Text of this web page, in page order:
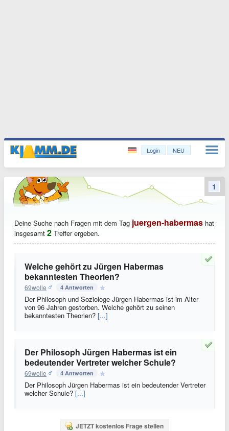
Login NEU
Deine Suche nach Fragen mit dem Tag juergen-habermas hat
insgesamt 2 Treffer ergeben.
Welche gehört zu Jürgen Habermas
bekanntesten Theorien?
69wolle 4 Antworten
Der Philosoph und Soziologe Jürgen Habermas ist im Alter
von 96 Jahren gestorben. Welche gehört zu seinen
bekanntesten Theorien? [...]
Der Philosoph Jürgen Habermas ist ein
bedeutender Vertreter welcher Schule?
69wolle 4 Antworten
Der Philosoph Jürgen Habermas ist ein bedeutender Vertreter
welcher Schule? [...]
JETZT kostenlos Frage stellen
1